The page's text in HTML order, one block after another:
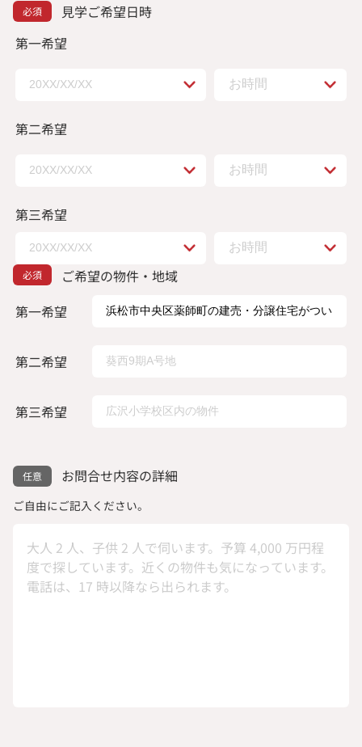
見学ご希望日時
第一希望
第二希望
第三希望
ご希望の物件・地域
第一希望
第二希望
第三希望
お問合せ内容の詳細
ご自由にご記入ください。